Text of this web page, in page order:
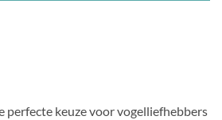
perfecte keuze voor vogelliefhebbers